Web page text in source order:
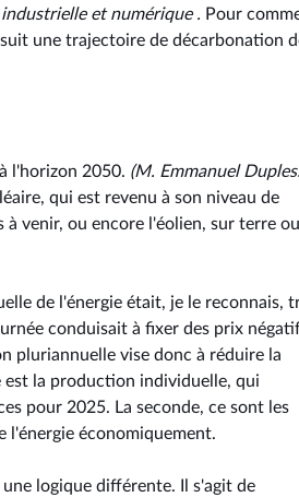
et numérique . Pour
une trajectoire de décarbonation
l'horizon 2050. (M. Emmanuel
qui est revenu à son niveau de
venir, ou encore l'éolien, sur terre
de l'énergie était, je le reconnais,
conduisait à fixer des prix
pluriannuelle vise donc à réduire la
la production individuelle, qui
pour 2025. La seconde, ce sont les
l'énergie économiquement.
logique différente. Il s'agit de